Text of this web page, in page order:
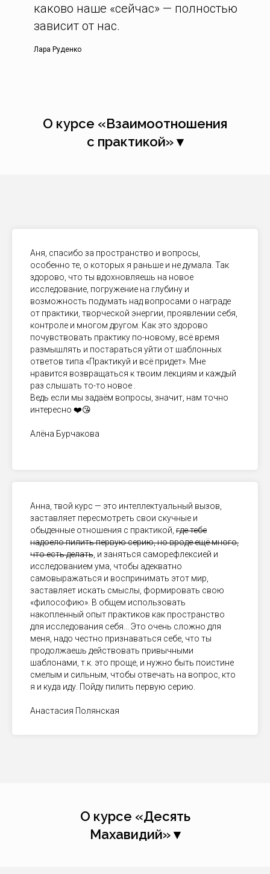
каково наше «сейчас» — полностью
зависит от нас.
Лара Руденко
О курсе «Взаимоотношения
с практикой» ▾
Аня, спасибо за пространство и вопросы,
особенно те, о которых я раньше и не думала. Так
здорово, что ты вдохновляешь на новое
исследование, погружение на глубину и
возможность подумать над вопросами о награде
от практики, творческой энергии, проявлении себя,
контроле и многом другом. Как это здорово
почувствовать практику по-новому, всё время
размышлять и постараться уйти от шаблонных
ответов типа «Практикуй и всё придет». Мне
нравится возвращаться к твоим лекциям и каждый
раз слышать то-то новое .
Ведь если мы задаём вопросы, значит, нам точно
интересно ❤️😘
Алёна Бурчакова
Анна, твой курс — это интеллектуальный вызов,
заставляет пересмотреть свои скучные и
обыденные отношения с практикой, где тебе
надоело пилить первую серию, но вроде ещё много,
что есть делать , и заняться саморефлексией и
исследованием ума, чтобы адекватно
самовыражаться и воспринимать этот мир,
заставляет искать смыслы, формировать свою
«философию». В общем использовать
накопленный опыт практиков как пространство
для исследования себя... Это очень сложно для
меня, надо честно признаваться себе, что ты
продолжаешь действовать привычными
шаблонами, т.к. это проще, и нужно быть поистине
смелым и сильным, чтобы отвечать на вопрос, кто
я и куда иду. Пойду пилить первую серию.
Анастасия Полянская
О курсе «Десять
Махавидий» ▾